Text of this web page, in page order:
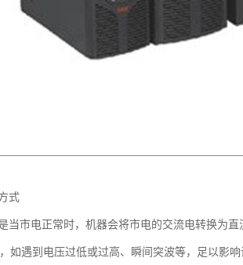
式
当市电正常时，机器会将市电的交流电转换为
如遇到电压过低或过高、瞬间突波等，足以影